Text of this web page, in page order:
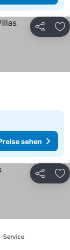
Teilen
sehen
sehen
Teilen
ServicePreise